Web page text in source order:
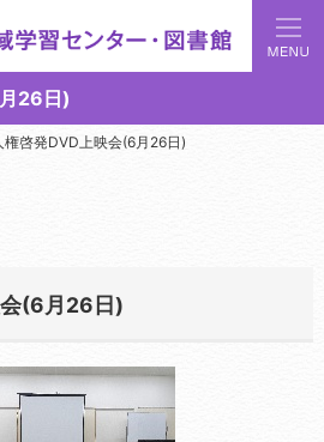
26日)
座や施設をご案内しています。
合案内サイト
権啓発DVD上映会(6月26日)
(6月26日)
権啓発DVD上映会(6月26日)